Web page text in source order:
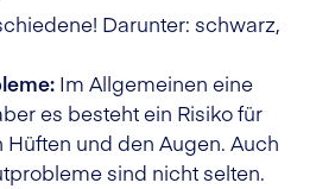
Darunter: schwarz,
Im Allgemeinen eine
es besteht ein Risiko für
und den Augen. Auch
sind nicht selten.